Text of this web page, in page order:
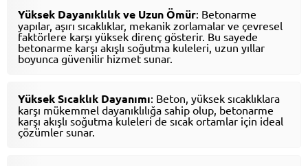
Yüksek Dayanıklılık ve Uzun Ömür: Betonarme
yapılar, aşırı sıcaklıklar, mekanik zorlamalar ve çevresel
faktörlere karşı yüksek direnç gösterir. Bu sayede
betonarme karşı akışlı soğutma kuleleri, uzun yıllar
boyunca güvenilir hizmet sunar.
Yüksek Sıcaklık Dayanımı: Beton, yüksek sıcaklıklara
karşı mükemmel dayanıklılığa sahip olup, betonarme
karşı akışlı soğutma kuleleri de sıcak ortamlar için ideal
çözümler sunar.